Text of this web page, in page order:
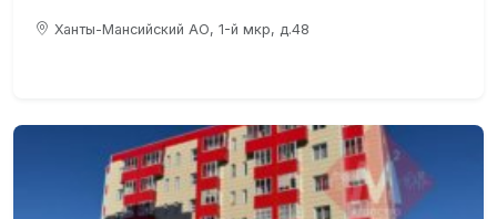
Ханты-Мансийский АО, 1-й мкр, д.48